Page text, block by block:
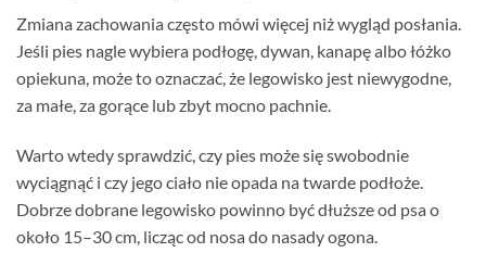
Zmiana zachowania często mówi więcej niż wygląd posłania.
Jeśli pies nagle wybiera podłogę, dywan, kanapę albo łóżko
opiekuna, może to oznaczać, że legowisko jest niewygodne,
za małe, za gorące lub zbyt mocno pachnie.
Warto wtedy sprawdzić, czy pies może się swobodnie
wyciągnąć i czy jego ciało nie opada na twarde podłoże.
Dobrze dobrane legowisko powinno być dłuższe od psa o
około 15–30 cm, licząc od nosa do nasady ogona.